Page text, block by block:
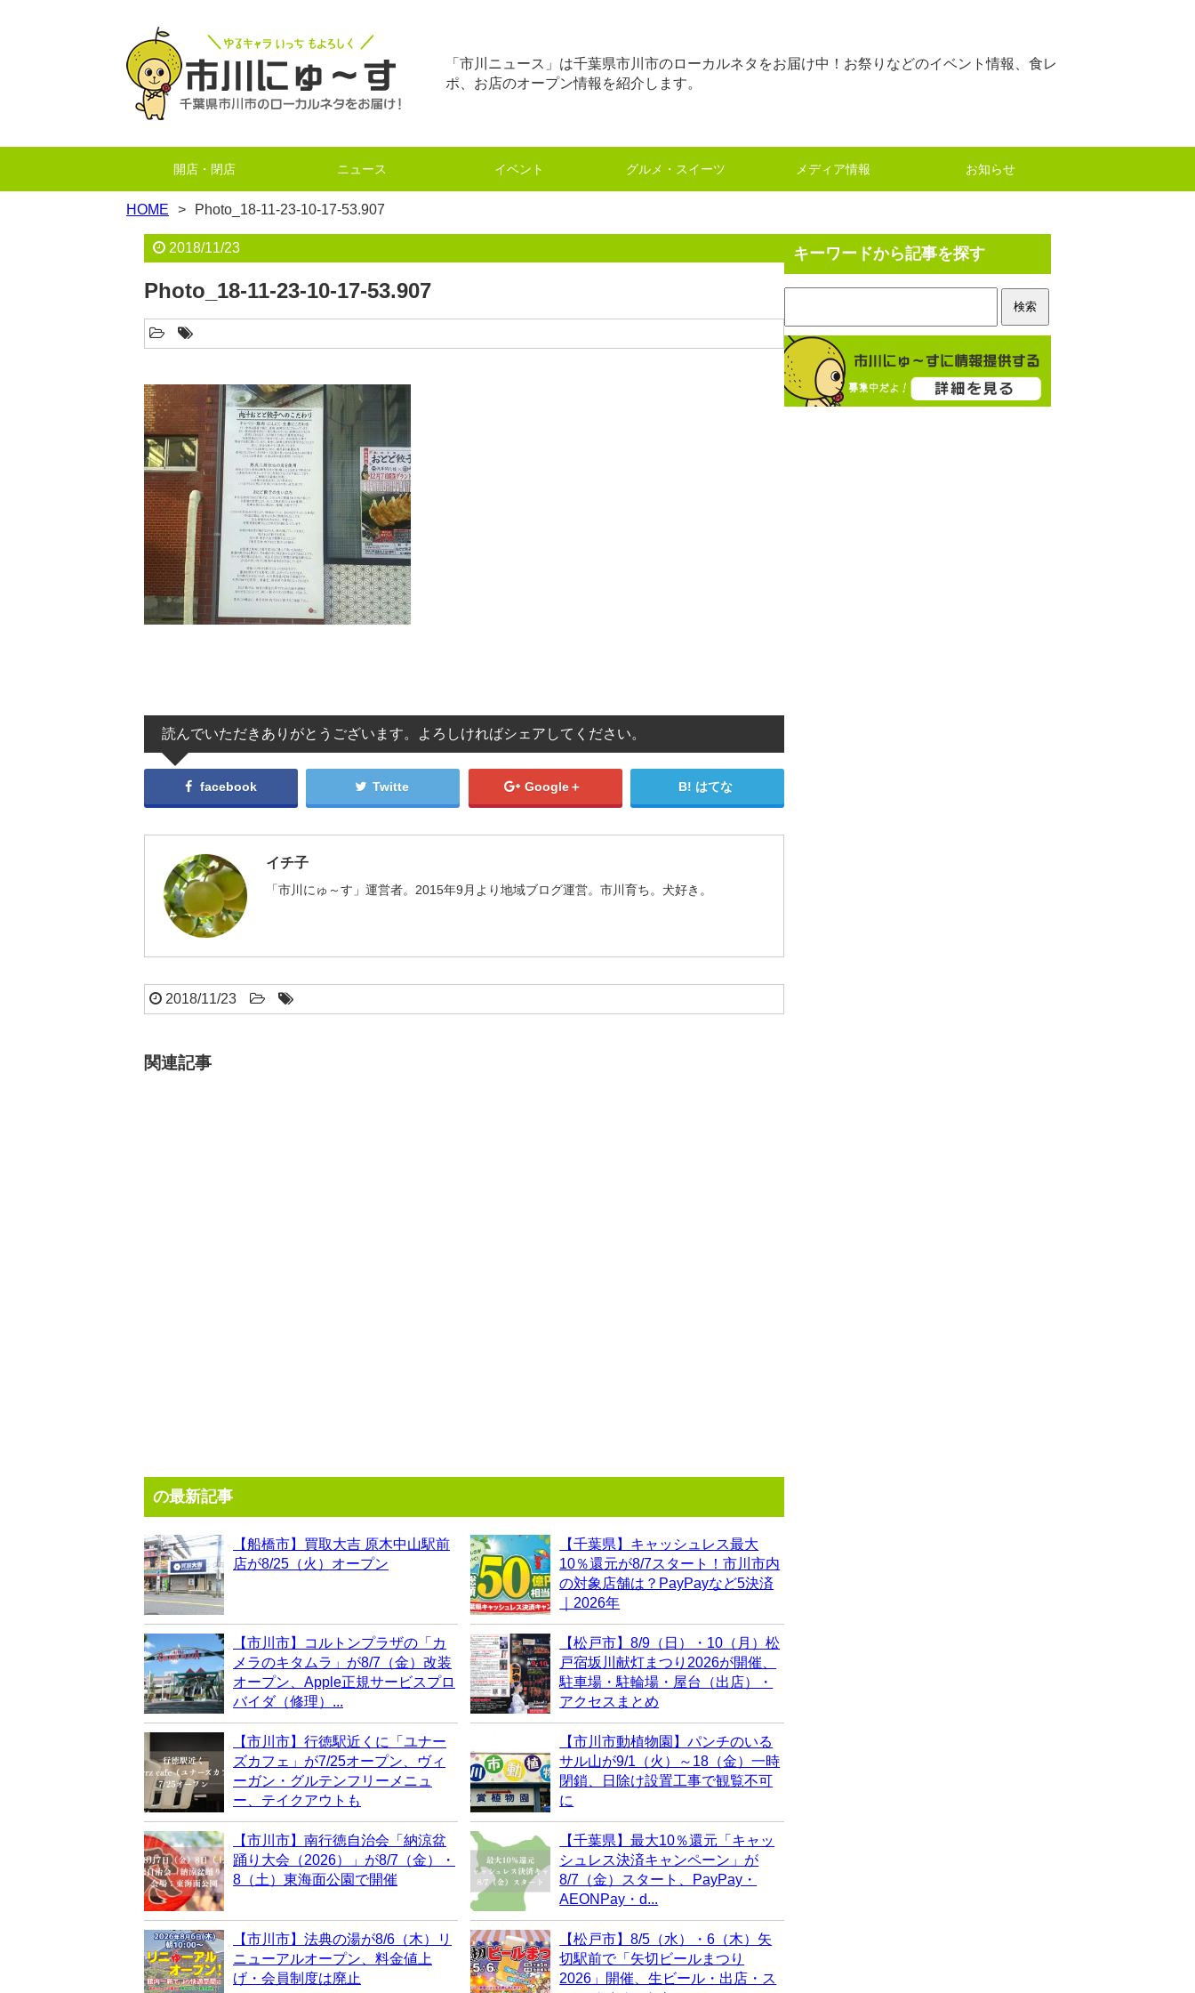
「市川ニュース」は千葉県市川市のローカルネタをお届け中！お祭りなどのイベント情報、食レ
ポ、お店のオープン情報を紹介します。
開店・閉店 ニュース イベント グルメ・スイーツ メディア情報 お知らせ
HOME Photo_18-11-23-10-17-53.907
2018/11/23
Photo_18-11-23-10-17-53.907
読んでいただきありがとうございます。よろしければシェアしてください。
facebook Twitte Google＋ はてな
イチ子
「市川にゅ～す」運営者。2015年9月より地域ブログ運営。市川育ち。犬好き。
2018/11/23
関連記事
の最新記事
【船橋市】買取大吉 原木中山駅前
店が8/25（火）オープン
【千葉県】キャッシュレス最大
10％還元が8/7スタート！市川市内
の対象店舗は？PayPayなど5決済
｜2026年
【市川市】コルトンプラザの「カ
メラのキタムラ」が8/7（金）改装
オープン、Apple正規サービスプロ
バイダ（修理）...
【松戸市】8/9（日）・10（月）松
戸宿坂川献灯まつり2026が開催、
駐車場・駐輪場・屋台（出店）・
アクセスまとめ
【市川市】行徳駅近くに「ユナー
ズカフェ」が7/25オープン、ヴィ
ーガン・グルテンフリーメニュ
ー、テイクアウトも
【市川市動植物園】パンチのいる
サル山が9/1（火）～18（金）一時
閉鎖、日除け設置工事で観覧不可
に
【市川市】南行徳自治会「納涼盆
踊り大会（2026）」が8/7（金）・
8（土）東海面公園で開催
【千葉県】最大10％還元「キャッ
シュレス決済キャンペーン」が
8/7（金）スタート、PayPay・
AEONPay・d...
【市川市】法典の湯が8/6（木）リ
ニューアルオープン、料金値上
げ・会員制度は廃止
【松戸市】8/5（水）・6（木）矢
切駅前で「矢切ビールまつり
2026」開催、生ビール・出店・ス
キーワードから記事を探す